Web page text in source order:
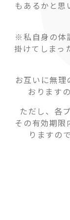
もあるかと思
※私自身の体
掛けてしまっ
お互いに無理
おります
ただし、各
その有効期限
りますの